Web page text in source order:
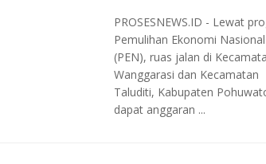
PROSESNEWS.ID - Lewat
Pemulihan Ekonomi Nasional
(PEN), ruas jalan di
Wanggarasi dan Kecamatan
Taluditi, Kabupaten
dapat anggaran ...